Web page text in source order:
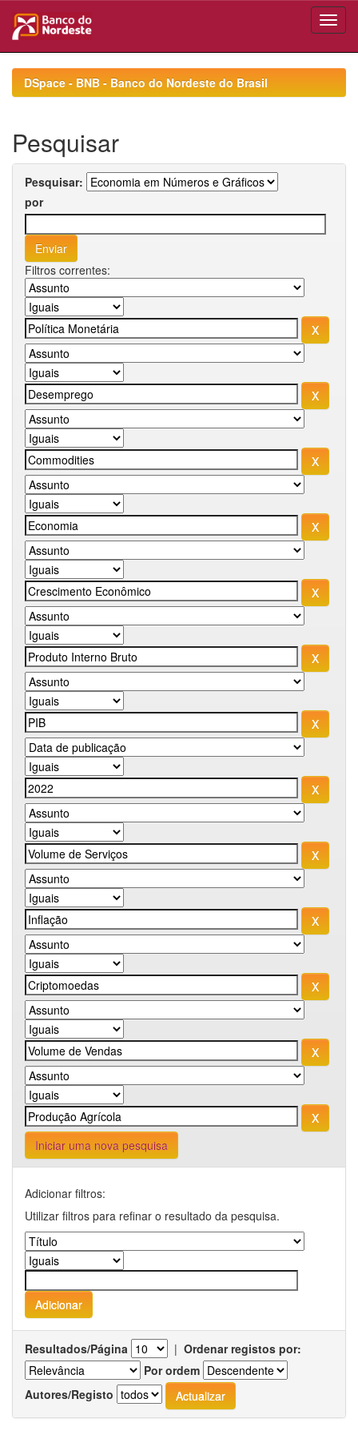
navigationDSpace - BNB - Banco do Nordeste do Brasil
Pesquisar
Pesquisar:
por
Filtros correntes:
Iniciar uma nova pesquisa
Adicionar filtros:
Utilizar filtros para refinar o resultado da pesquisa.
Resultados/Página | Ordenar registos por:
Por ordem
Autores/Registo